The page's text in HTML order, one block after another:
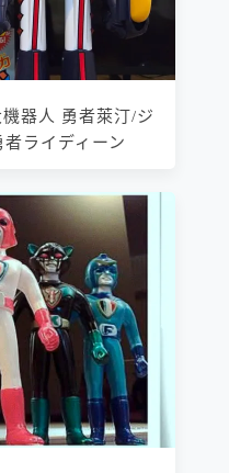
器人 勇者萊汀/ジ
ライディーン